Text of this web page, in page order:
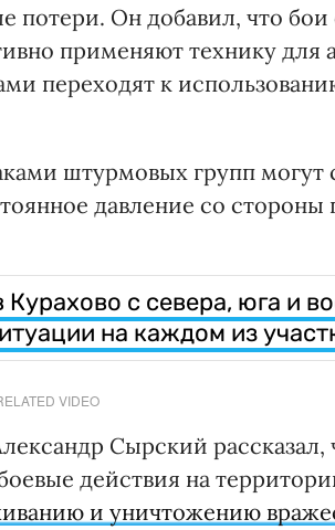
потери. Он добавил, что бои
применяют технику для
переходят к
штурмовых групп могут
давление со стороны
с севера, юга и
на каждом из
VIDEO
Сырский рассказал,
действия на
и уничтожению